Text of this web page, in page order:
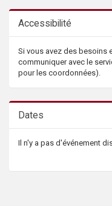
Accessibilité
Si vous avez des besoins
communiquer avec le
pour les coordonnées).
Dates
Il n'y a pas d'événement